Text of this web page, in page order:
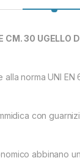
CM. 30 UGELLO
norma UNI EN
con
abbinano